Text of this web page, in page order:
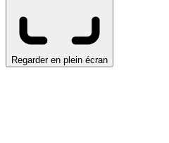
Regarder en plein écran